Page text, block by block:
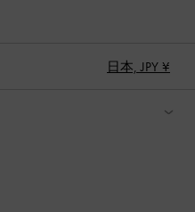
日本, JPY ¥